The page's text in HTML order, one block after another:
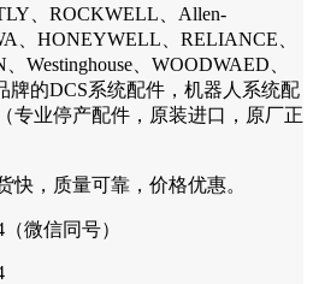
、ROCKWELL、Allen-
、HONEYWELL、RELIANCE、
Westinghouse、WOODWAED、
牌的DCS系统配件，机器人系统配
专业停产配件，原装进口，原厂正
快，质量可靠，价格优惠。
微信同号）